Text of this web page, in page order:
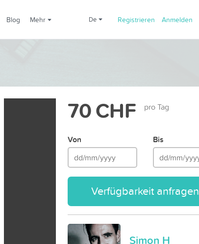
Blog Mehr de Registrieren Anmelden
70 CHF pro Tag
Von Bis
Verfügbarkeit anfragen
Simon H